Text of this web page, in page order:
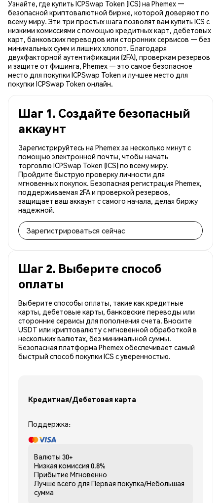
Узнайте, где купить ICPSwap Token (ICS) на Phemex —
безопасной криптовалютной бирже, которой доверяют по
всему миру. Эти три простых шага позволят вам купить ICS с
низкими комиссиями с помощью кредитных карт, дебетовых
карт, банковских переводов или сторонних сервисов — без
минимальных сумм и лишних хлопот. Благодаря
двухфакторной аутентификации (2FA), проверкам резервов
и защите от фишинга, Phemex — это самое безопасное
место для покупки ICPSwap Token и лучшее место для
покупки ICPSwap Token онлайн.
Шаг 1. Создайте безопасный
аккаунт
Зарегистрируйтесь на Phemex за несколько минут с
помощью электронной почты, чтобы начать
торговлю ICPSwap Token (ICS) по всему миру.
Пройдите быструю проверку личности для
мгновенных покупок. Безопасная регистрация Phemex,
поддерживаемая 2FA и проверкой резервов,
защищает ваш аккаунт с самого начала, делая биржу
надежной.
Зарегистрироваться сейчас
Шаг 2. Выберите способ
оплаты
Выберите способы оплаты, такие как кредитные
карты, дебетовые карты, банковские переводы или
сторонние сервисы для пополнения счета. Вносите
USDT или криптовалюту с мгновенной обработкой в
нескольких валютах, без минимальной суммы.
Безопасная платформа Phemex обеспечивает самый
быстрый способ покупки ICS с уверенностью.
Кредитная/Дебетовая карта
Поддержка:
Валюты 30+
Низкая комиссия 0.8%
Прибытие Мгновенно
Лучше всего для Первая покупка/Небольшая
сумма